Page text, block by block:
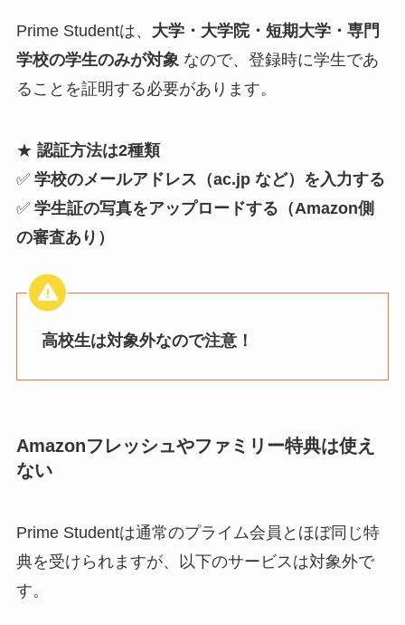
Prime Studentは、 大学・大学院・短期大学・専門
学校の学生のみが対象なので、登録時に学生であ
ることを証明する必要があります。
★ 認証方法は2種類
✅ 学校のメールアドレス（ac.jp など）を入力する
✅ 学生証の写真をアップロードする（Amazon側
の審査あり）
高校生は対象外なので注意！
Amazonフレッシュやファミリー特典は使え
ない
Prime Studentは通常のプライム会員とほぼ同じ特
典を受けられますが、以下のサービスは対象外で
す。